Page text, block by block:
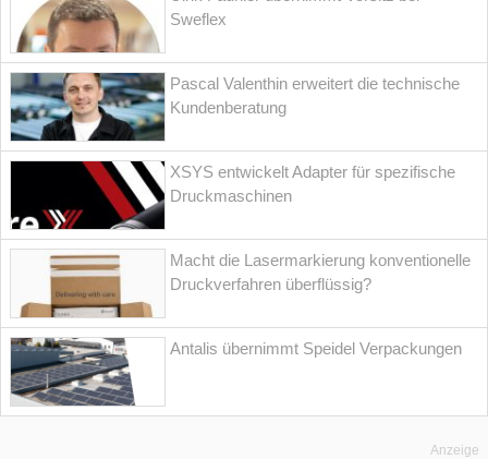
Sweflex
Pascal Valenthin erweitert die technische
Kundenberatung
XSYS entwickelt Adapter für spezifische
Druckmaschinen
Macht die Lasermarkierung konventionelle
Druckverfahren überflüssig?
Antalis übernimmt Speidel Verpackungen
Anzeige